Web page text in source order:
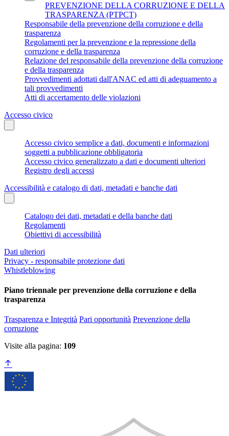
PREVENZIONE DELLA CORRUZIONE E DELLA
TRASPARENZA (PTPCT)
Responsabile della prevenzione della corruzione e della
trasparenza
Regolamenti per la prevenzione e la repressione della
corruzione e della trasparenza
Relazione del responsabile della prevenzione della corruzione
e della trasparenza
Provvedimenti adottati dall'ANAC ed atti di adeguamento a
tali provvedimenti
Atti di accertamento delle violazioni
Accesso civico
Accesso civico semplice a dati, documenti e informazioni
soggetti a pubblicazione obbligatoria
Accesso civico generalizzato a dati e documenti ulteriori
Registro degli accessi
Accessibilità e catalogo di dati, metadati e banche dati
Catalogo dei dati, metadati e della banche dati
Regolamenti
Obiettivi di accessibilità
Dati ulteriori
Privacy - responsabile protezione dati
Whistleblowing
Piano triennale per prevenzione della corruzione e della
trasparenza
Trasparenza e Integrità Pari opportunità Prevenzione della
corruzione
Visite alla pagina: 109